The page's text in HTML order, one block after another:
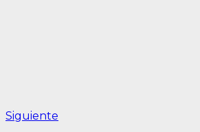
Siguiente